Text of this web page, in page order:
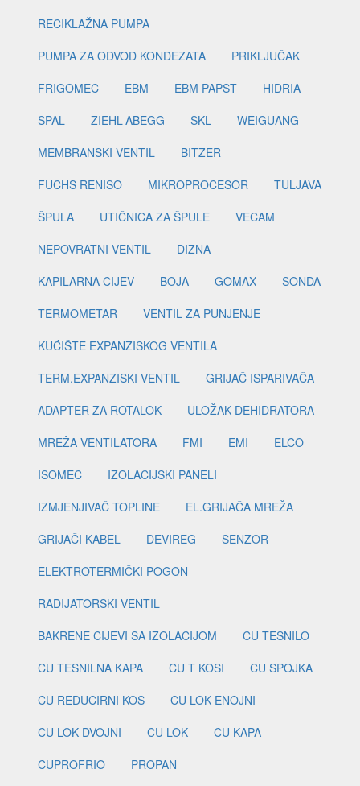
RECIKLAŽNA PUMPA
PUMPA ZA ODVOD KONDEZATA
PRIKLJUČAK
FRIGOMEC
EBM EBM PAPST
HIDRIA
SPAL
ZIEHL-ABEGG SKL
WEIGUANG
MEMBRANSKI VENTIL
BITZER
FUCHS RENISO
MIKROPROCESOR
TULJAVA
ŠPULA
UTIČNICA ZA ŠPULE
VECAM
NEPOVRATNI VENTIL
DIZNA
KAPILARNA CIJEV
BOJA GOMAX
SONDA
TERMOMETAR
VENTIL ZA PUNJENJE
KUĆIŠTE EXPANZISKOG VENTILA
TERM.EXPANZISKI VENTIL
GRIJAČ ISPARIVAČA
ADAPTER ZA ROTALOK
ULOŽAK DEHIDRATORA
MREŽA VENTILATORA
FMI EMI
ELCO
ISOMEC
IZOLACIJSKI PANELI
IZMJENJIVAČ TOPLINE
EL.GRIJAČA MREŽA
GRIJAČI KABEL
DEVIREG
SENZOR
ELEKTROTERMIČKI POGON
RADIJATORSKI VENTIL
BAKRENE CIJEVI SA IZOLACIJOM
CU TESNILO
CU TESNILNA KAPA
CU T KOSI
CU SPOJKA
CU REDUCIRNI KOS
CU LOK ENOJNI
CU LOK DVOJNI
CU LOK
CU KAPA
CUPROFRIO
PROPAN